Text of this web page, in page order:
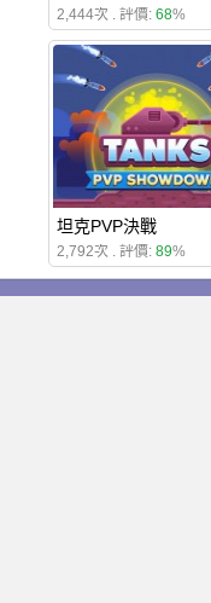
2,444次 . 評價: 68%
坦克PVP決戰
2,792次 . 評價: 89%